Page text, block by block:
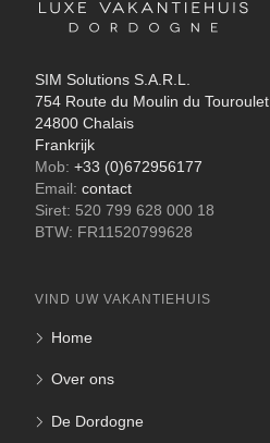
SIM Solutions S.A.R.L.
754 Route du Moulin du Touroulet
24800 Chalais
Frankrijk
Mob: +33 (0)672956177
Email: contact
Siret: 520 799 628 000 18
BTW: FR11520799628
VIND UW VAKANTIEHUIS
Home
Over ons
De Dordogne